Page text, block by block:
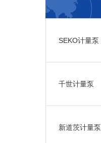
SEKO计量泵
千世计量泵
新道茨计量泵